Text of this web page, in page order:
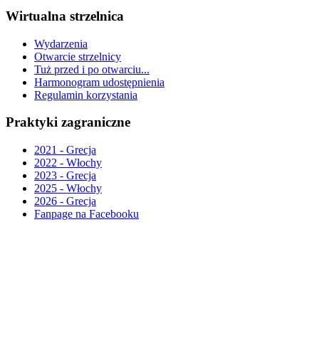
Wirtualna strzelnica
Wydarzenia
Otwarcie strzelnicy
Tuż przed i po otwarciu...
Harmonogram udostępnienia
Regulamin korzystania
Praktyki zagraniczne
2021 - Grecja
2022 - Włochy
2023 - Grecja
2025 - Włochy
2026 - Grecja
Fanpage na Facebooku